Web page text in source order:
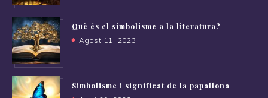
Què és el simbolisme a la literatura?
Agost 11, 2023
Simbolisme i significat de la papallona